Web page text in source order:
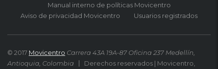
Manual interno de políticas Movicentro
Aviso de privacidad Movicentro
Usuarios registrados
© 2017 Movicentro Carrera 43A 19A-87 Oficina 237 Medellín,
Antioquia, Colombia
Derechos reservados | Movicentro,